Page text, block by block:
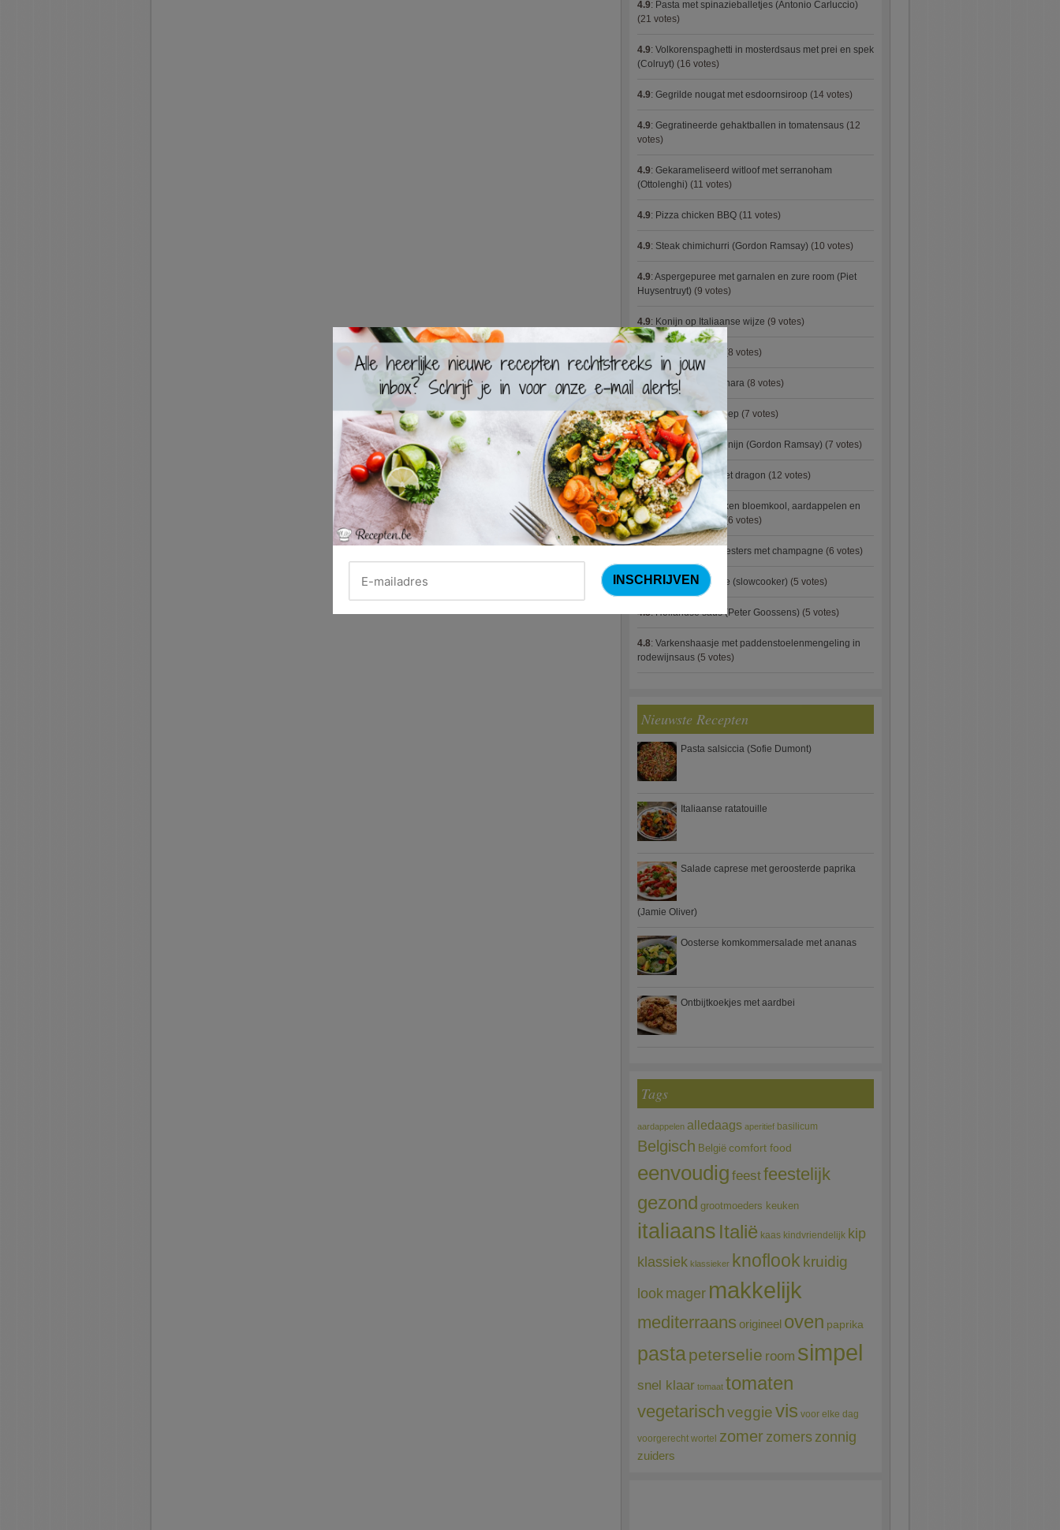
4.9: Pasta met spinazieballetjes (Antonio Carluccio)
(21 votes)
4.9: Volkorenspaghetti in mosterdsaus met prei en spek
(Colruyt) (16 votes)
4.9: Gegrilde nougat met esdoornsiroop (14 votes)
4.9: Gegratineerde gehaktballen in tomatensaus (12
votes)
4.9: Gekarameliseerd witloof met serranoham
(Ottolenghi) (11 votes)
4.9: Pizza chicken BBQ (11 votes)
4.9: Steak chimichurri (Gordon Ramsay) (10 votes)
4.9: Aspergepuree met garnalen en zure room (Piet
Huysentruyt) (9 votes)
4.9: Konijn op Italiaanse wijze (9 votes)
(8 votes)
4.9:Courgette carbonara (8 votes)
4.9:Aziatische preisoep (7 votes)
4.9:Fricassee van konijn (Gordon Ramsay) (7 votes)
4.8:Gestoofde kip met dragon (12 votes)
4.8:Zalm met gebakken bloemkool, aardappelen en
spek (Jeroen Meus)(6 votes)
Gegratineerde oesters met champagne (6 votes)
4.8:Linzenbolognese (slowcooker) (5 votes)
4.8:Hollandse saus (Peter Goossens) (5 votes)
4.8: Varkenshaasje met paddenstoelenmengeling in
rodewijnsaus (5 votes)
Nieuwste Recepten
Pasta salsiccia (Sofie Dumont)
Italiaanse ratatouille
Salade caprese met geroosterde paprika
(Jamie Oliver)
Oosterse komkommersalade met ananas
Ontbijtkoekjes met aardbei
Tags
aardappelen alledaags aperitief basilicum
Belgisch België comfort food
eenvoudig feestfeestelijk
gezond grootmoeders keuken
italiaans Italië kaas kindvriendelijk kip
klassiek klassieker knoflook kruidig
look mager makkelijk
mediterraans origineel oven paprika
pastapeterselie room simpel
snel klaar tomaat tomaten
vegetarischveggievis voor elke dag
voorgerecht wortel zomerzomerszonnig
zuiders
×